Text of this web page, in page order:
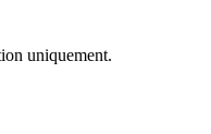
uniquement.